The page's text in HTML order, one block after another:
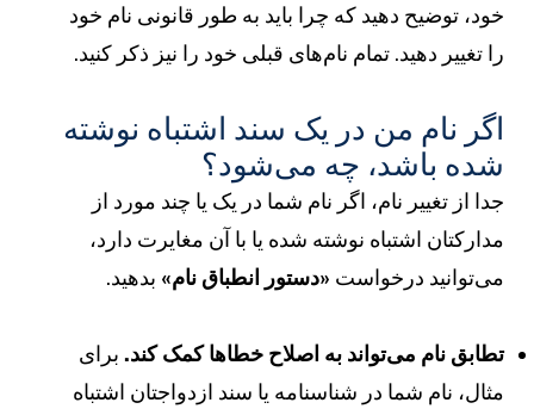
خود، توضیح دهید که چرا باید به طور قانونی نام خود
را تغییر دهید. تمام نام‌های قبلی خود را نیز ذکر کنید.
اگر نام من در یک سند اشتباه نوشته
شده باشد، چه می‌شود؟
جدا از تغییر نام، اگر نام شما در یک یا چند مورد از
مدارکتان اشتباه نوشته شده یا با آن مغایرت دارد،
می‌توانید درخواست«دستور انطباق نام»بدهید.
تطابق نام می‌تواند به اصلاح خطاها کمک کند.برای
مثال، نام شما در شناسنامه یا سند ازدواجتان اشتباه